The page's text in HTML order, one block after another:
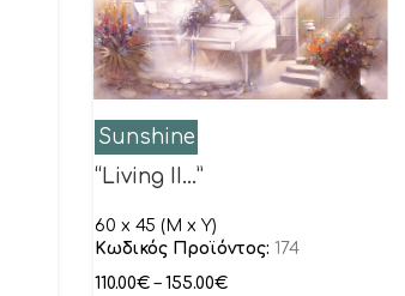
Sunshine
“Living II…”
60 x 45 (M x Y)
Κωδικός Προϊόντος: 174
110.00€ – 155.00€